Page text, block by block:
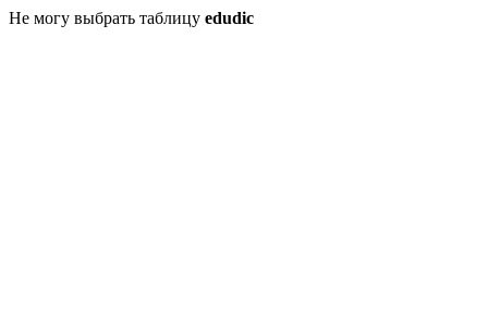
Не могу выбрать таблицу edudic